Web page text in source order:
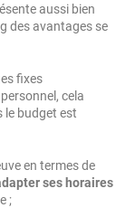
aussi bien
des avantages se
fixes
cela
le budget est
en termes de
ses horaires
;